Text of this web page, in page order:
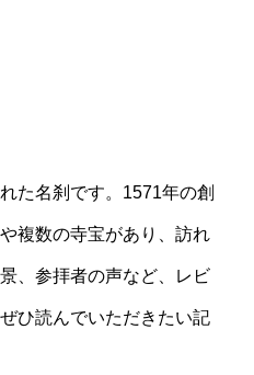
た名刹です。1571年の創
複数の寺宝があり、訪れ
、参拝者の声など、レビ
ひ読んでいただきたい記